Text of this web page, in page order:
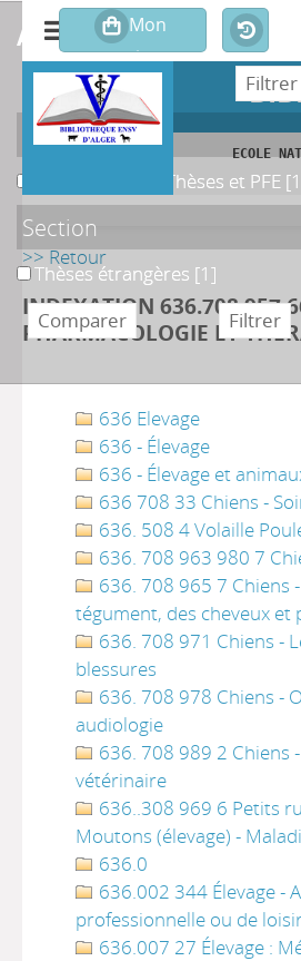
ECOLE
>> Retour
INDEXATION 636.708 957
PHARMACOLOGIE ET
636 Elevage
636 - Élevage
636 - Élevage et
636 708 33 Chiens -
636. 508 4 Volaille
636. 708 963 980 7
636. 708 965 7 Chiens
tégument, des cheveux et
636. 708 971 Chiens -
blessures
636. 708 978 Chiens -
audiologie
636. 708 989 2 Chiens
vétérinaire
636..308 969 6 Petits
Moutons (élevage) -
636.0
636.002 344 Élevage -
professionnelle ou de
636.007 27 Élevage :
affiner ou comparer
Localisation
B. Magasin des Thèses et PFE
B. Magasin des Thèses et PFE
Section
Thèses étrangères
Thèses étrangères [1]